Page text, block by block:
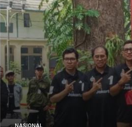
mAh, Lupakan
bilah alamat Chrome
pengguna merasa
ini mengindikasikan visi
kebutuhan pengguna,
Maksimal
NASIONAL